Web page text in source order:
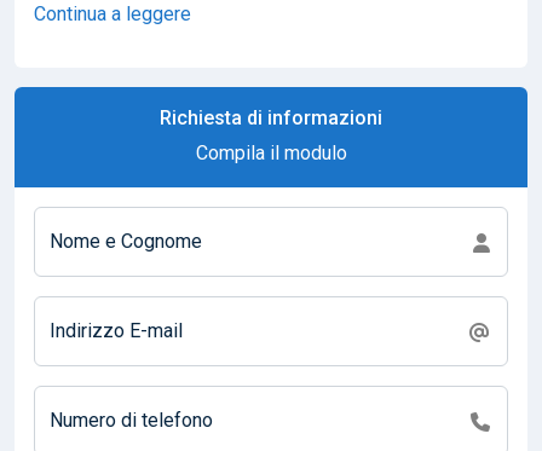
Continua a leggere
Richiesta di informazioni
Compila il modulo
Nome e Cognome
Indirizzo E-mail
Numero di telefono